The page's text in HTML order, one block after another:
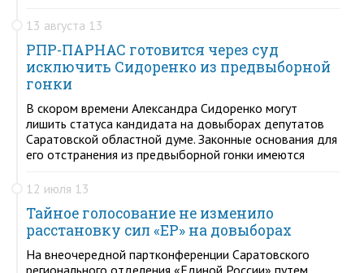
13 августа 13
РПР-ПАРНАС готовится через суд
исключить Сидоренко из предвыборной
гонки
В скором времени Александра Сидоренко могут
лишить статуса кандидата на довыборах депутатов
Саратовской областной думе. Законные основания для
его отстранения из предвыборной гонки имеются
12 июля 13
Тайное голосование не изменило
расстановку сил «ЕР» на довыборах
На внеочередной партконференции Саратовского
регионального отделения «Единой России» путем